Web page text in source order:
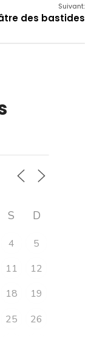
Suivant:
des bastides
S D
4
5
11
12
18
19
25
26